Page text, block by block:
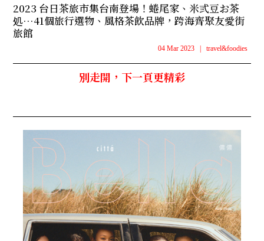
2023 台日茶旅市集台南登場！蜷尾家、米弎豆お茶
処…41個旅行選物、風格茶飲品牌，跨海齊聚友愛街
旅館
04 Mar 2023 travel&foodies
別走開，下一頁更精彩